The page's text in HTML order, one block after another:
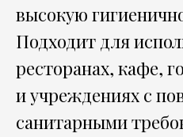
высокую
Подходит для
ресторанах, кафе,
и учреждениях с
санитарными